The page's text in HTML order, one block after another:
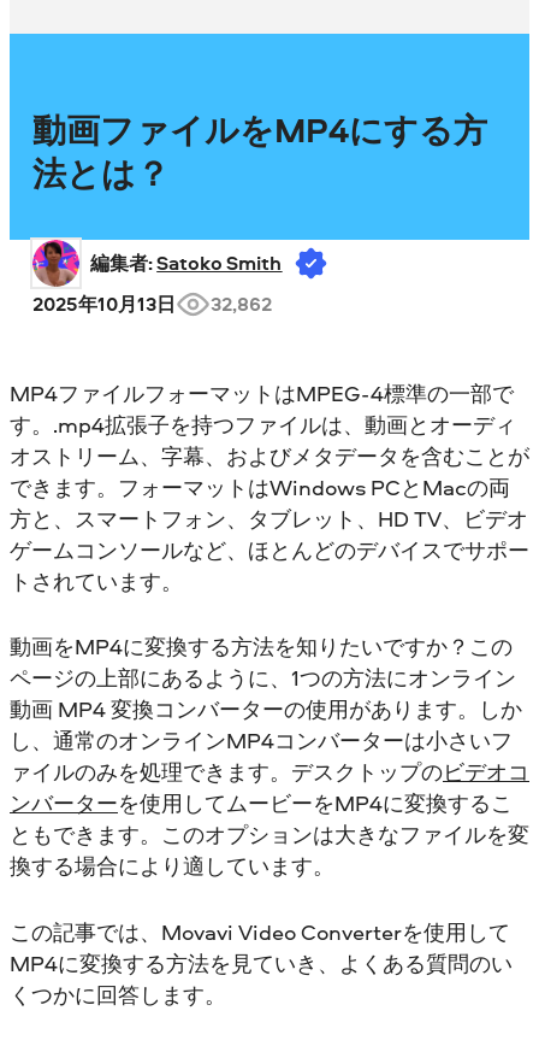
動画ファイルをMP4にする方
法とは？
編集者: Satoko Smith
2025年10月13日
32,862
MP4ファイルフォーマットはMPEG-4標準の一部で
す。.mp4拡張子を持つファイルは、動画とオーディ
オストリーム、字幕、およびメタデータを含むことが
できます。フォーマットはWindows PCとMacの両
方と、スマートフォン、タブレット、HD TV、ビデオ
ゲームコンソールなど、ほとんどのデバイスでサポー
トされています。
動画をMP4に変換する方法を知りたいですか？この
ページの上部にあるように、1つの方法にオンライン
動画 MP4 変換コンバーターの使用があります。しか
し、通常のオンラインMP4コンバーターは小さいフ
ァイルのみを処理できます。デスクトップのビデオコ
ンバーターを使用してムービーをMP4に変換するこ
ともできます。このオプションは大きなファイルを変
換する場合により適しています。
この記事では、Movavi Video Converterを使用して
MP4に変換する方法を見ていき、よくある質問のい
くつかに回答します。